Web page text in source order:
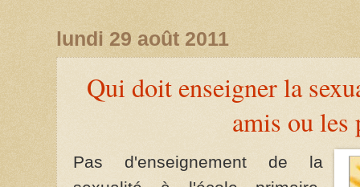
lundi 29 août 2011
Qui doit enseigner la
amis ou les
Pas d'enseignement de la